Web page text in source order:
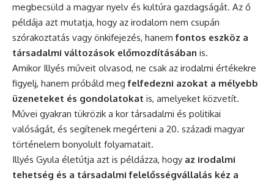
megbecsüld a magyar nyelv és kultúra gazdagságát. Az ő
példája azt mutatja, hogy az irodalom nem csupán
szórakoztatás vagy önkifejezés, hanemfontos eszköz a
társadalmi változások előmozdításában is.
Amikor Illyés műveit olvasod, ne csak az irodalmi értékekre
figyelj, hanem próbáld megfelfedezni azokat a mélyebb
üzeneteket és gondolatokat is, amelyeket közvetít.
Művei gyakran tükrözik a kor társadalmi és politikai
valóságát, és segítenek megérteni a 20. századi magyar
történelem bonyolult folyamatait.
Illyés Gyula életútja azt is példázza, hogy az irodalmi
tehetség és a társadalmi felelősségvállalás kéz a